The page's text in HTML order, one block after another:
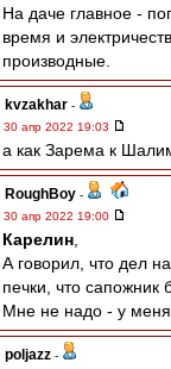
На даче главное -
время и
производные.
kvzakhar -
30 апр 2022 19:03
а как Зарема к
RoughBoy -
30 апр 2022 19:00
Карелин
А говорил, что дел
печки, что сапожник
Мне не надо - у меня
poljazz -